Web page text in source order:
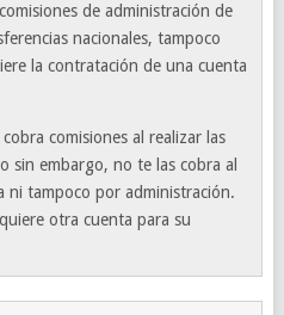
de administración de
nacionales, tampoco
la contratación de una cuenta
comisiones al realizar las
sin embargo, no te las cobra al
ni tampoco por administración.
otra cuenta para su